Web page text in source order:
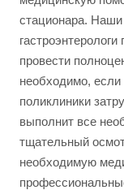
стационара.
провести
необходимо,
поликлиники
выполнит все
тщательный
необходимую